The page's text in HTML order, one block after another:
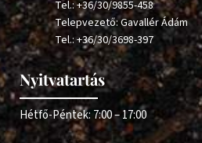
Tel.:+36/30/9855-458
Telepvezető: Gavallér Ádám
Tel.:+36/30/3698-397
Nyitvatartás
Hétfő-Péntek: 7:00 – 17:00